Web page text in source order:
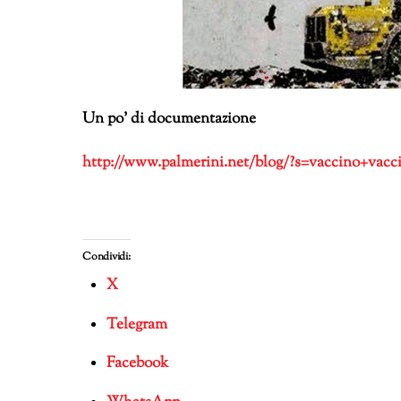
Un po’ di documentazione
http://www.palmerini.net/blog/
Condividi:
X
Telegram
Facebook